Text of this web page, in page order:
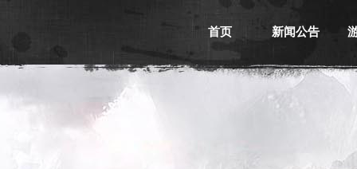
首页 新闻公告
游戏新闻
活动信息